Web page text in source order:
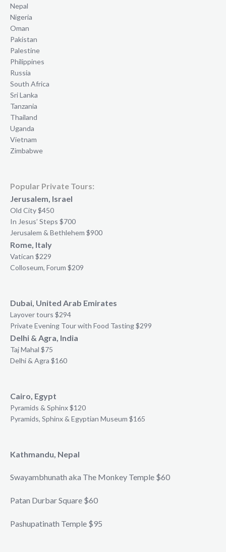
Nepal
Nigeria
Oman
Pakistan
Palestine
Philippines
Russia
South Africa
Sri Lanka
Tanzania
Thailand
Uganda
Vietnam
Zimbabwe
Popular Private Tours:
Jerusalem, Israel
Old City $450
In Jesus’ Steps $700
Jerusalem & Bethlehem $900
Rome, Italy
Vatican $229
Colloseum, Forum $209
Dubai, United Arab Emirates
Layover tours $294
Private Evening Tour with Food Tasting $299
Delhi & Agra, India
Taj Mahal $75
Delhi & Agra $160
Cairo, Egypt
Pyramids & Sphinx $120
Pyramids, Sphinx & Egyptian Museum $165
Kathmandu, Nepal
Swayambhunath aka The Monkey Temple $60
Patan Durbar Square $60
Pashupatinath Temple $95